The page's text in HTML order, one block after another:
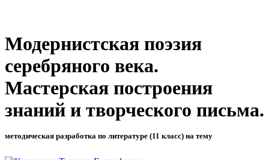
Модернистская поэзия
серебряного века.
Мастерская построения
знаний и творческого письма.
методическая разработка по литературе (11 класс) на тему